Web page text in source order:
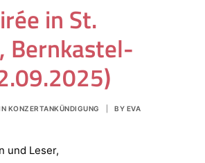
in St.
Bernkastel-
KONZERTANKÜNDIGUNG BY EVA
und Leser,